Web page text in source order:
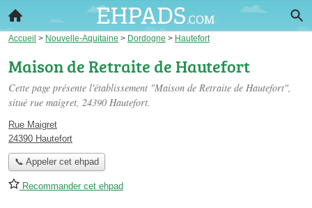
Accueil > Nouvelle-Aquitaine > Dordogne > Hautefort
Maison de Retraite de Hautefort
Cette page présente l'établissement "Maison de Retraite de Hautefort",
situé rue maigret, 24390 Hautefort.
Rue Maigret
24390 Hautefort
📞 Appeler cet ehpad
Recommander cet ehpad